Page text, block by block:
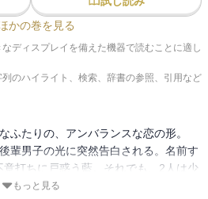
かの巻を見る
ディスプレイを備えた機器で読むことに適し
のハイライト、検索、辞書の参照、引用など
たりの、アンバランスな恋の形。
輩男子の光に突然告白される。名前す
打ちに戸惑う藍。それでも、2人は少
犬系男子×男前女子の凸凹な恋が始ま
もっと見る